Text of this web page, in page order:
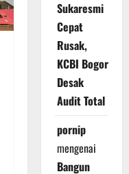
Sukaresmi
Cepat
Rusak,
KCBI Bogor
Desak
Audit Total
pornip
mengenai
Bangun